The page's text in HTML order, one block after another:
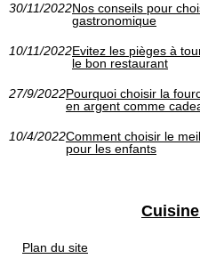
30/11/2022Nos conseils pour
gastronomique
10/11/2022Evitez les pièges à
le bon restaurant
27/9/2022Pourquoi choisir la
en argent comme
10/4/2022Comment choisir le
pour les enfants
Plan du site